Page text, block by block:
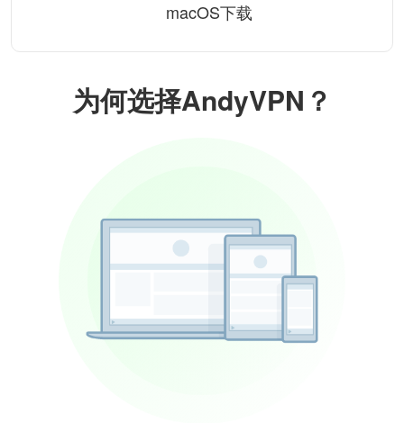
为何选择AndyVPN？
macOS下载